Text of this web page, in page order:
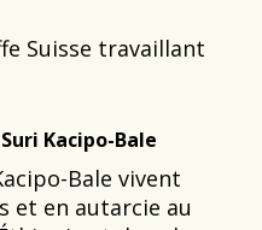
Suisse travaillant
Kacipo-Bale
Bale vivent
et en autarcie au